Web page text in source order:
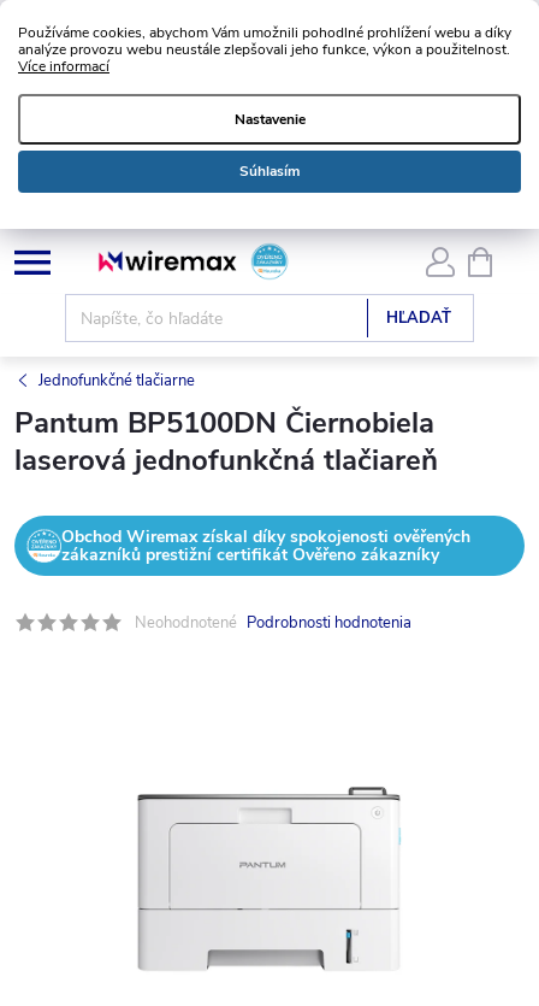
Používáme cookies, abychom Vám umožnili pohodlné prohlížení webu a díky
analýze provozu webu neustále zlepšovali jeho funkce, výkon a použitelnost.
Více informací
Nastavenie
Súhlasím
Prejsť
na
HĽADAŤ
KOŠÍK
Jednofunkčné tlačiarne
Pantum BP5100DN Čiernobiela
laserová jednofunkčná tlačiareň
Obchod Wiremax získal díky spokojenosti ověřených
zákazníků prestižní certifikát Ověřeno zákazníky
Neohodnotené Podrobnosti hodnotenia